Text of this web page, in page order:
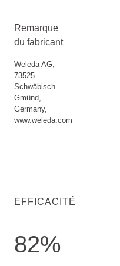
Remarque
du fabricant
Weleda AG,
73525
Schwäbisch-
Gmünd,
Germany,
www.weleda.com
EFFICACITÉ
82%